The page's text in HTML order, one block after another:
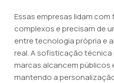
Essas empresas lidam com
complexos e precisam de
entre tecnologia própria e
real. A sofisticação técnica
marcas alcancem públicos
mantendo a